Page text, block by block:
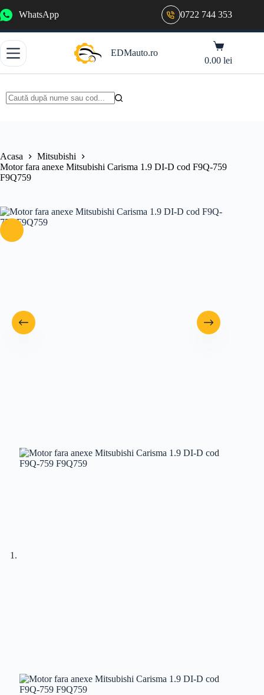
la
WhatsApp 0722 744 353
EDMauto.ro
Coș
de
cumpărături
0.00lei
Acasa
Mitsubishi
Motor fara anexe Mitsubishi Carisma 1.9 DI-D cod F9Q-759
F9Q759